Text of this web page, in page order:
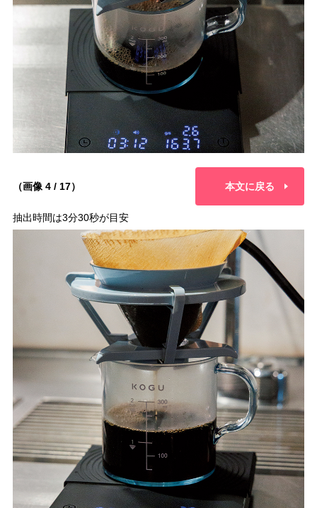
（画像 4 / 17） 本文に戻る
抽出時間は3分30秒が目安